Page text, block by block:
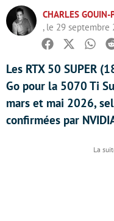
CHARLES GOUIN-
, le 29 septembre
Facebook
Twitter
Les RTX 50 SUPER
Go pour la 5070 Ti
mars et mai 2026,
confirmées par